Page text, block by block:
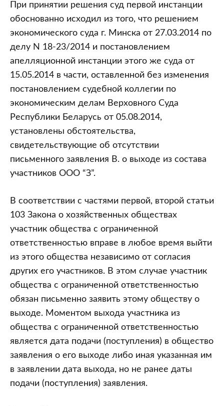
При принятии решения суд первой инстанции
обоснованно исходил из того, что решением
экономического суда г. Минска от 27.03.2014 по
делу N 18-23/2014 и постановлением
апелляционной инстанции этого же суда от
15.05.2014 в части, оставленной без изменения
постановлением судебной коллегии по
экономическим делам Верховного Суда
Республики Беларусь от 05.08.2014,
установлены обстоятельства,
свидетельствующие об отсутствии
письменного заявления В. о выходе из состава
участников ООО “З”.
В соответствии с частями первой, второй статьи
103 Закона о хозяйственных обществах
участник общества с ограниченной
ответственностью вправе в любое время выйти
из этого общества независимо от согласия
других его участников. В этом случае участник
общества с ограниченной ответственностью
обязан письменно заявить этому обществу о
выходе. Моментом выхода участника из
общества с ограниченной ответственностью
является дата подачи (поступления) в общество
заявления о его выходе либо иная указанная им
в заявлении дата выхода, но не ранее даты
подачи (поступления) заявления.